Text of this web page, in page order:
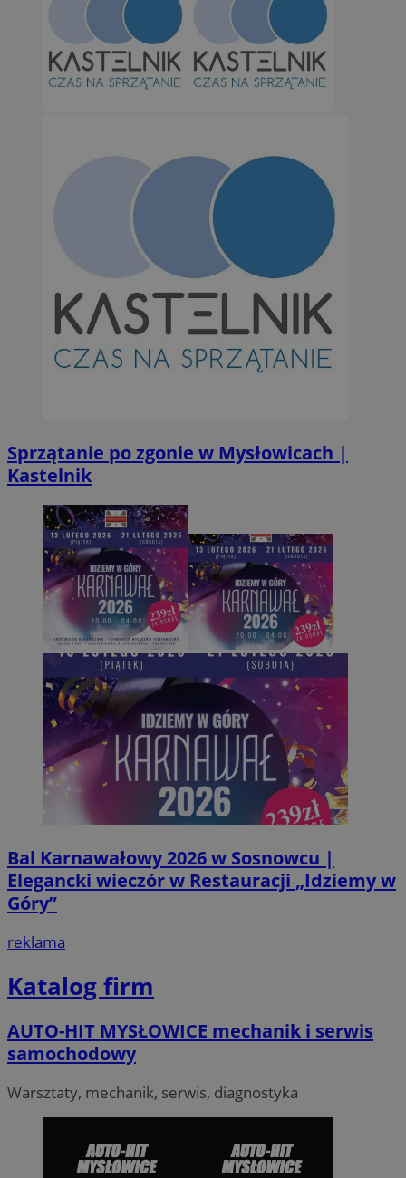
Sprzątanie po zgonie w Mysłowicach |
Kastelnik
Bal Karnawałowy 2026 w Sosnowcu |
Elegancki wieczór w Restauracji „Idziemy w
Góry”
reklama
Katalog firm
AUTO-HIT MYSŁOWICE mechanik i serwis
samochodowy
Warsztaty, mechanik, serwis, diagnostyka